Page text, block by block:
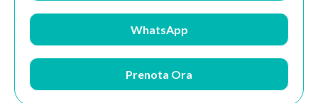
WhatsApp
Prenota Ora